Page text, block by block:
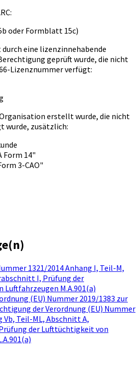
oder Formblatt 15c)
eine lizenzinnehabende
geprüft wurde, die nicht
Lizenznummer verfügt:
Organisation erstellt wurde, die nicht
wurde, zusätzlich:
Form 14"
3-CAO"
1321/2014 Anhang I, Teil-M,
I, Prüfung der
M.A.901(a)
(EU) Nummer 2019/1383 zur
der Verordnung (EU) Nummer
Vb, Teil-ML, Abschnitt A,
der Lufttüchtigkeit von